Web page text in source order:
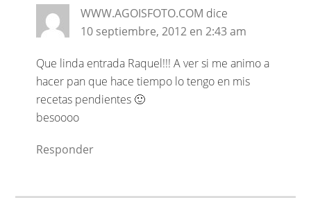
WWW.AGOISFOTO.COM dice
10 septiembre, 2012 en 2:43 am
Que linda entrada Raquel!!! A ver si me animo a
hacer pan que hace tiempo lo tengo en mis
recetas pendientes 🙂
besoooo
Responder